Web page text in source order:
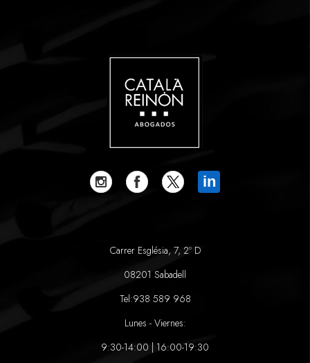
in
Carrer Església, 7, 2º D
08201 Sabadell
Tel:938 589 968
Lunes - Viernes:
9:30-14:00 | 16:00-19:30